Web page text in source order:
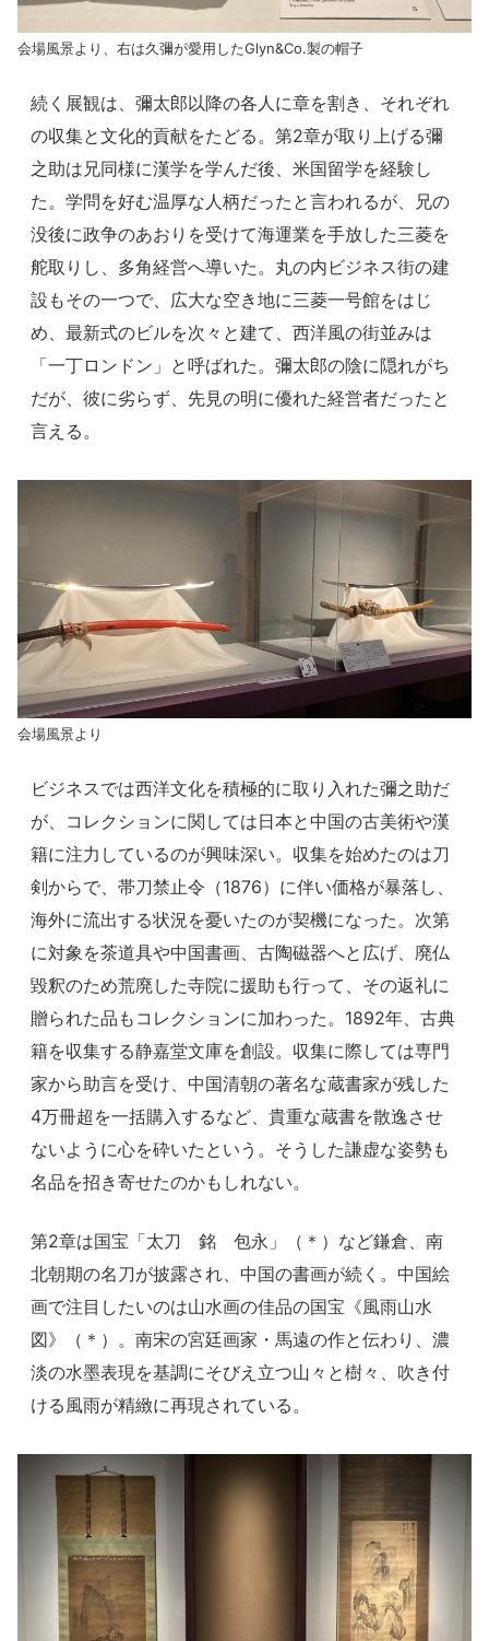
会場風景より、右は久彌が愛用したGlyn&Co.製の帽子
続く展観は、彌太郎以降の各人に章を割き、それぞれ
の収集と文化的貢献をたどる。第2章が取り上げる彌
之助は兄同様に漢学を学んだ後、米国留学を経験し
た。学問を好む温厚な人柄だったと言われるが、兄の
没後に政争のあおりを受けて海運業を手放した三菱を
舵取りし、多角経営へ導いた。丸の内ビジネス街の建
設もその一つで、広大な空き地に三菱一号館をはじ
め、最新式のビルを次々と建て、西洋風の街並みは
「一丁ロンドン」と呼ばれた。彌太郎の陰に隠れがち
だが、彼に劣らず、先見の明に優れた経営者だったと
言える。
会場風景より
ビジネスでは西洋文化を積極的に取り入れた彌之助だ
が、コレクションに関しては日本と中国の古美術や漢
籍に注力しているのが興味深い。収集を始めたのは刀
剣からで、帯刀禁止令（1876）に伴い価格が暴落し、
海外に流出する状況を憂いたのが契機になった。次第
に対象を茶道具や中国書画、古陶磁器へと広げ、廃仏
毀釈のため荒廃した寺院に援助も行って、その返礼に
贈られた品もコレクションに加わった。1892年、古典
籍を収集する静嘉堂文庫を創設。収集に際しては専門
家から助言を受け、中国清朝の著名な蔵書家が残した
4万冊超を一括購入するなど、貴重な蔵書を散逸させ
ないように心を砕いたという。そうした謙虚な姿勢も
名品を招き寄せたのかもしれない。
第2章は国宝「太刀 銘 包永」（＊）など鎌倉、南
北朝期の名刀が披露され、中国の書画が続く。中国絵
画で注目したいのは山水画の佳品の国宝《風雨山水
図》（＊）。南宋の宮廷画家・馬遠の作と伝わり、濃
淡の水墨表現を基調にそびえ立つ山々と樹々、吹き付
ける風雨が精緻に再現されている。